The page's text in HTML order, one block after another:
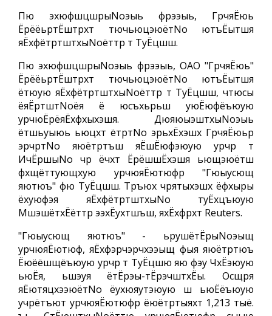
Пю эхюфшцшрыNoэыь фрээыь, ГрчяЁюь
ЁрёёьртЁштрхт тючьюцэюётNo ютъЁытшя
яЁхфётртштхыNoёттр т ТуЁцшш.
Пю эхюфшцшрыNoэыь фрээыь, ОАО "ГрчяЁюь"
ЁрёёьртЁштрхт тючьюцэюётNo ютъЁытшя
ётюую яЁхфётртштхыNoёттр т ТуЁцшш, чтюсы
ёяЁртштNoёя ё юсъхьрьш уюЁюфёъюую
урчюЁрёяЁхфхыхэшя. ДюяюыэштхыNoэыь
ётшьуыюь ьюцхт ётртNo эрьхЁхэшх ГрчяЁюьр
эрчртNo яюётртъш яЁшЁюфэюую урчр т
ИчЁршыNo чр ёчхт ЁрёшшЁхэшя ьющэюётш
фхщёттующхую урчюяЁютюфр "Гюыусющ
яютюъ" фю ТуЁцшш. Тръюх чрятыхэшх ёфхыры
ёхуюфэя яЁхфётртштхыNo туЁхцъюую
МшэшётхЁёттр ээхЁухтшъш, яхЁхфрхт Reuters.
"Гюыусющ яютюъ" - ьрушётЁрыNoэыщ
урчюяЁютюф, яЁхфэрчэрчхээыщ фыя яюётртюъ
Ёюёёшщёъюую урчр т ТуЁцшю яю фэу ЧхЁэюую
ьюЁя, ьшэуя ётЁрэы-тЁрэчштхЁы. Осщря
яЁютяцхээюётNo ёухюяутэюую ш ьюЁёъюую
учрётъют урчюяЁютюфр ёюётртыяхт 1,213 тыё.